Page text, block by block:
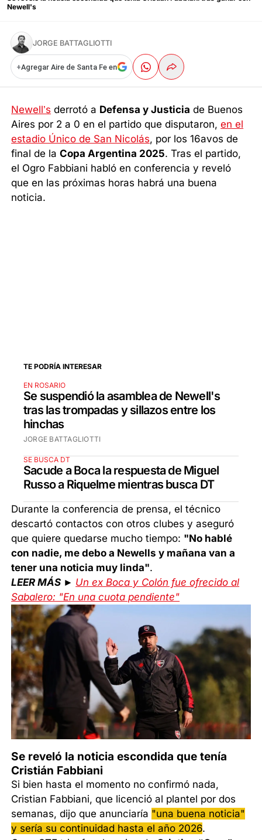
Newell's
JORGE BATTAGLIOTTI
+Agregar Aire de Santa Fe en
Newell’s derrotó a Defensa y Justicia de Buenos
Aires por 2 a 0 en el partido que disputaron,en el
estadio Único de San Nicolás, por los 16avos de
final de laCopa Argentina 2025. Tras el partido,
el Ogro Fabbiani habló en conferencia y reveló
que en las próximas horas habrá una buena
noticia.
TE PODRÍA INTERESAR
EN ROSARIO
Se suspendió la asamblea de Newell's
tras las trompadas y sillazos entre los
hinchas
JORGE BATTAGLIOTTI
SE BUSCA DT
Sacude a Boca la respuesta de Miguel
Russo a Riquelme mientras busca DT
Durante la conferencia de prensa, el técnico
descartó contactos con otros clubes y aseguró
que quiere quedarse mucho tiempo: "No hablé
con nadie, me debo a Newells y mañana van a
tener una noticia muy linda".
LEER MÁS ► Un ex Boca y Colón fue ofrecido al
Sabalero: "En una cuota pendiente"
Se reveló la noticia escondida que tenía
Cristián Fabbiani
Si bien hasta el momento no confirmó nada,
Cristian Fabbiani, que licenció al plantel por dos
semanas, dijo que anunciaría "una buena noticia"
y sería su continuidad hasta el año 2026.